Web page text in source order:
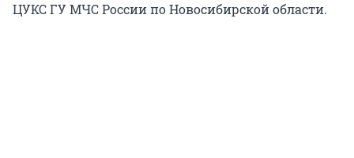
ЦУКС ГУ МЧС России по Новосибирской области.